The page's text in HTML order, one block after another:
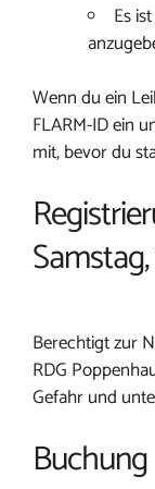
Es
Wenn du ein
FLARM-ID ein
mit, bevor du
Samstag,
Berechtigt zur
RDG
Gefahr und
Buchung